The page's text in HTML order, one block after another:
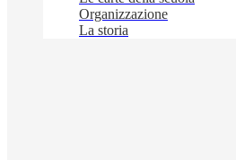
Organizzazione
La storia